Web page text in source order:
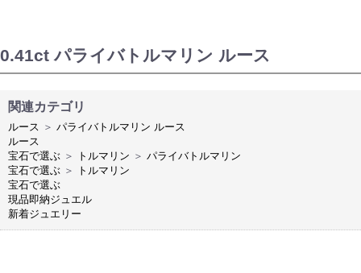
0.41ct パライバトルマリン ルース
関連カテゴリ
ルース ＞ パライバトルマリン ルース
ルース
宝石で選ぶ ＞ トルマリン ＞ パライバトルマリン
宝石で選ぶ ＞
トルマリン
宝石で選ぶ
現品即納ジュエル
新着ジュエリー